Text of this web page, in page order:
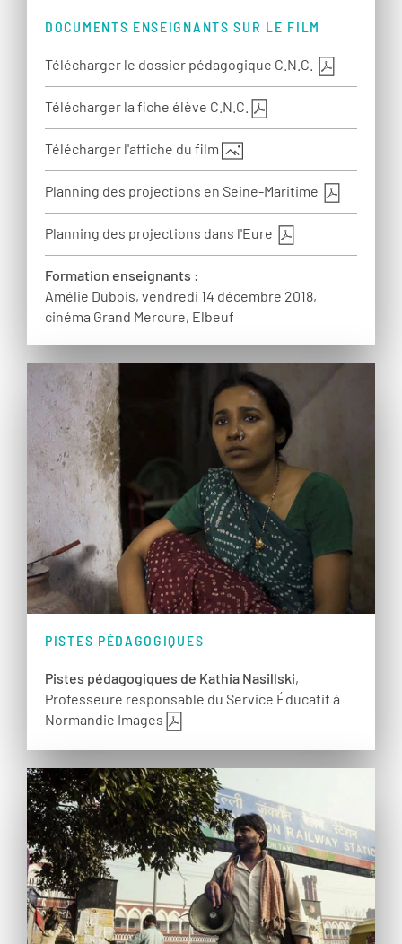
DOCUMENTS ENSEIGNANTS SUR LE FILM
Télécharger le dossier pédagogique C.N.C.
Télécharger la fiche élève C.N.C.
Télécharger l'affiche du film
Planning des projections en Seine-Maritime
Planning des projections dans l'Eure
Formation enseignants :
Amélie Dubois, vendredi 14 décembre 2018,
cinéma Grand Mercure, Elbeuf
PISTES PÉDAGOGIQUES
Pistes pédagogiques de Kathia Nasillski,
Professeure responsable du Service Éducatif à
Normandie Images